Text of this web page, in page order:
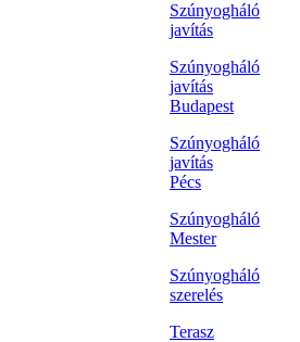
Szúnyogháló
javítás
Szúnyogháló
javítás
Budapest
Szúnyogháló
javítás
Pécs
Szúnyogháló
Mester
Szúnyogháló
szerelés
Terasz